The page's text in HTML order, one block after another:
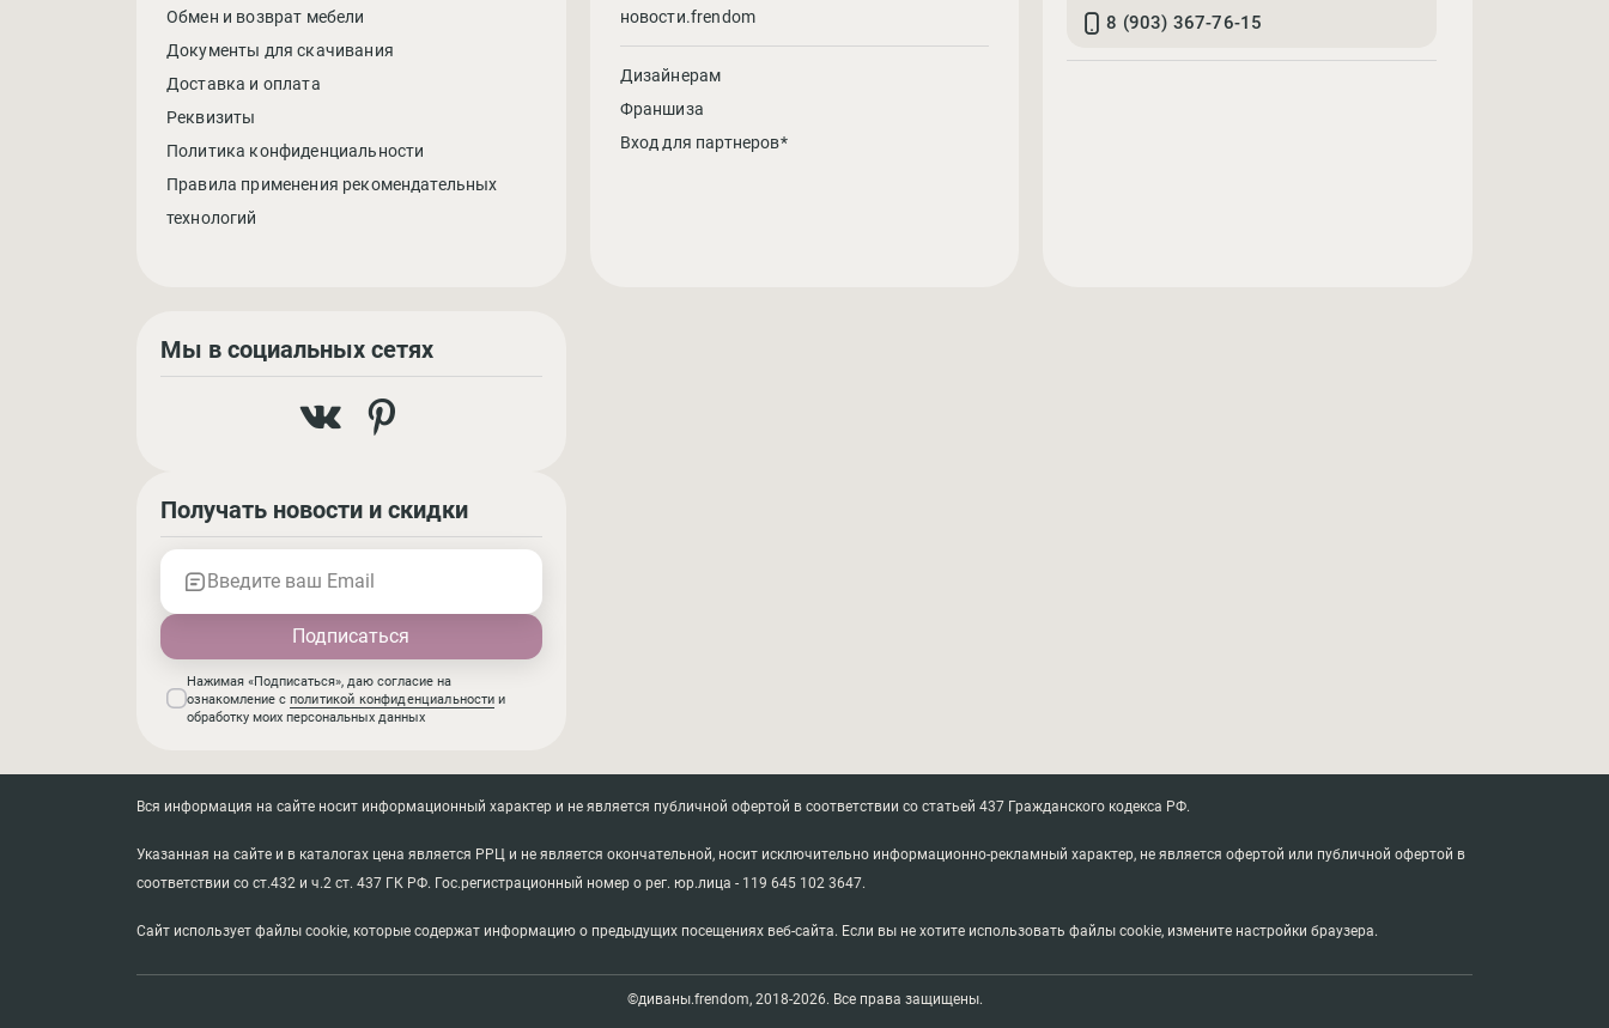
Обмен и возврат мебели
Документы для скачивания
Доставка и оплата
Реквизиты
Политика конфиденциальности
Правила применения рекомендательных
технологий
новости.frendom
Дизайнерам
Франшиза
Вход для партнеров*
8 (903) 367-76-15
Мы в социальных сетях
Получать новости и скидки
Введите ваш Email
Нажимая «Подписаться», даю согласие на
ознакомление с политикой конфиденциальности и
обработку моих персональных данных
Вся информация на сайте носит информационный характер и не является публичной офертой в соответствии со статьей 437 Гражданского кодекса РФ.
Указанная на сайте и в каталогах цена является РРЦ и не является окончательной, носит исключительно информационно-рекламный характер, не является офертой или публичной офертой в
соответствии со ст.432 и ч.2 ст. 437 ГК РФ. Гос.регистрационный номер о рег. юр.лица - 119 645 102 3647.
Сайт использует файлы cookie, которые содержат информацию о предыдущих посещениях веб-сайта. Если вы не хотите использовать файлы cookie, измените настройки браузера.
©диваны.frendom, 2018-2026. Все права защищены.